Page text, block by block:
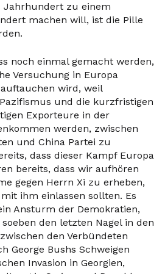
Jahrhundert zu einem
machen will, ist die Pille
noch einmal gemacht werden,
Versuchung in Europa
wird, weil
und die kurzfristigen
Exporteure in der
werden, zwischen
und China Partei zu
dass dieser Kampf Europa
bereits, dass wir aufhören
gegen Herrn Xi zu erheben,
ihm einlassen sollten. Es
Ansturm der Demokratien,
den letzten Nagel in den
den Verbündeten
George Bushs Schweigen
Invasion in Georgien,